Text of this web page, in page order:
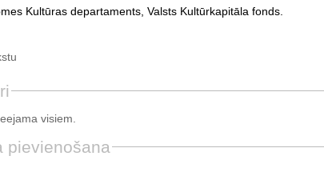
Kultūras departaments, Valsts Kultūrkapitāla fonds.
visiem.
pievienošana